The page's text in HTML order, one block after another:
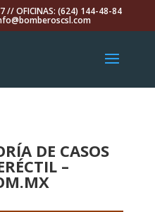
// OFICINAS: (624) 144-48-84
DE CASOS
–